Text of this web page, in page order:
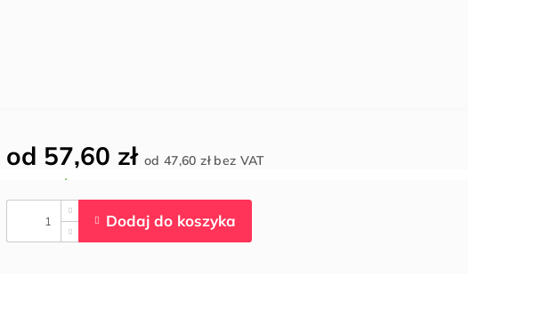
od 57,60 zł od47,60 złbez VAT